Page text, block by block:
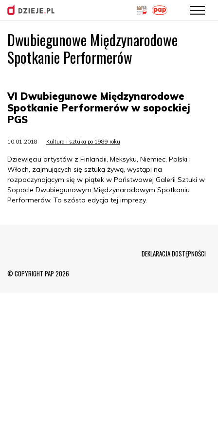
Przejdź
do
treści
Dwubiegunowe Międzynarodowe
Spotkanie Performerów
VI Dwubiegunowe Międzynarodowe
Spotkanie Performerów w sopockiej
PGS
10.01.2018 Kultura i sztuka po 1989 roku
Dziewięciu artystów z Finlandii, Meksyku, Niemiec, Polski i
Włoch, zajmujących się sztuką żywą, wystąpi na
rozpoczynającym się w piątek w Państwowej Galerii Sztuki w
Sopocie Dwubiegunowym Międzynarodowym Spotkaniu
Performerów. To szósta edycja tej imprezy.
© COPYRIGHT PAP 2026
DEKLARACJA DOSTĘPNOŚCI